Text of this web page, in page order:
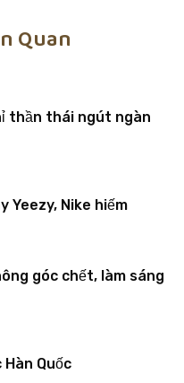
Quan
thần thái ngút ngàn
Yeezy, Nike hiếm
góc chết, làm sáng
Hàn Quốc